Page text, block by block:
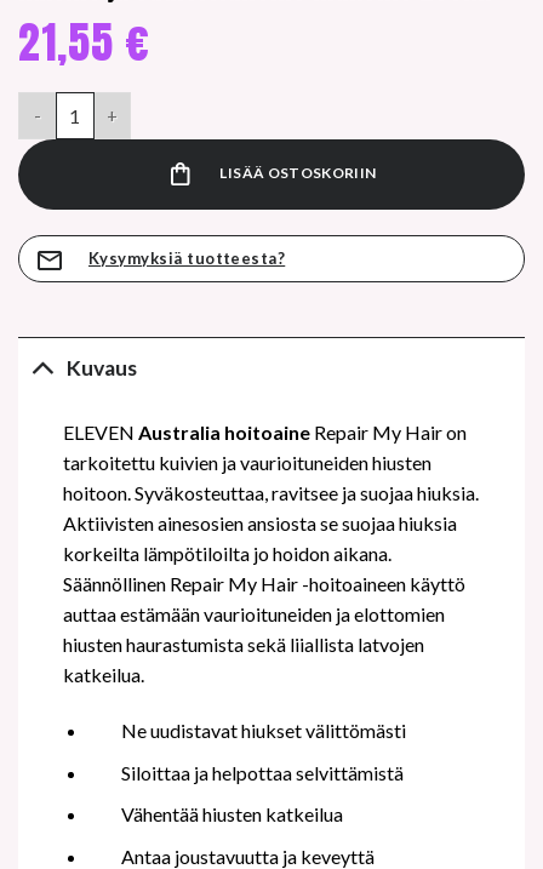
21,55 €
LISÄÄ OSTOSKORIIN
Kysymyksiä tuotteesta?
Kuvaus
ELEVEN Australia hoitoaineRepair My Hair on
tarkoitettu kuivien ja vaurioituneiden hiusten
hoitoon. Syväkosteuttaa, ravitsee ja suojaa hiuksia.
Aktiivisten ainesosien ansiosta se suojaa hiuksia
korkeilta lämpötiloilta jo hoidon aikana.
Säännöllinen Repair My Hair -hoitoaineen käyttö
auttaa estämään vaurioituneiden ja elottomien
hiusten haurastumista sekä liiallista latvojen
katkeilua.
Ne uudistavat hiukset välittömästi
Siloittaa ja helpottaa selvittämistä
Vähentää hiusten katkeilua
Antaa joustavuutta ja keveyttä